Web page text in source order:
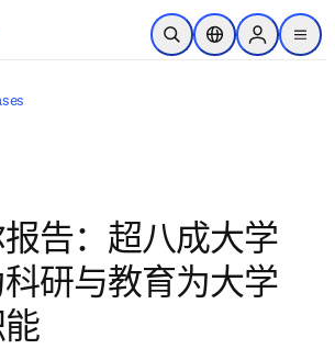
跳转到主内容
开放搜索位置选择器Sign in to
menu
告：超八成大学
研与教育为大学